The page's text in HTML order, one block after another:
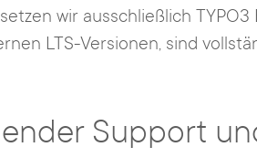
setzen wir ausschließlich
LTS-Versionen, sind
Support